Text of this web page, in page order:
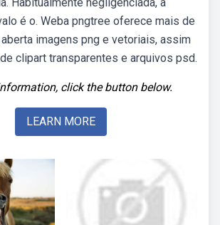
é o. Weba pngtree oferece mais de
imagens png e vetoriais, assim
clipart transparentes e arquivos psd.
click the button below.
LEARN MORE